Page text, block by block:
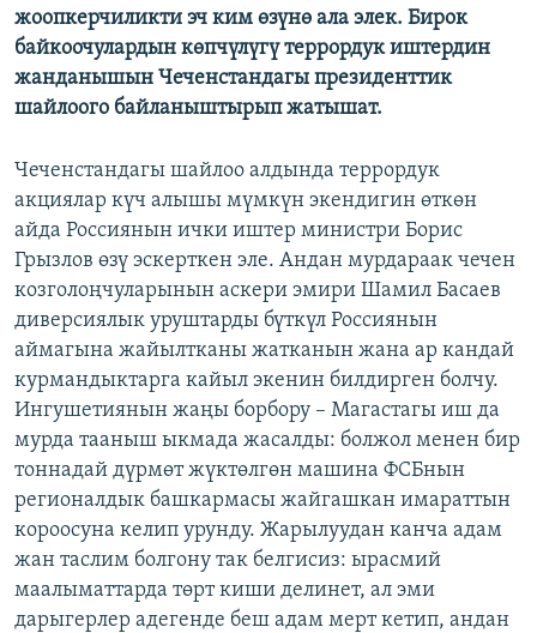
ЫҢГАЙСЫЗ СУРООЛОР
ЭЕ/АРнун бардык сайттары
жоопкерчиликти эч ким өзүнө ала элек. Бирок
байкоочулардын көпчүлүгү террордук иштердин
жанданышын Чеченстандагы президенттик
шайлоого байланыштырып жатышат.
Чеченстандагы шайлоо алдында террордук
акциялар күч алышы мүмкүн экендигин өткөн
айда Россиянын ички иштер министри Борис
Грызлов өзү эскерткен эле. Андан мурдараак чечен
козголоңчуларынын аскери эмири Шамил Басаев
диверсиялык уруштарды бүткүл Россиянын
аймагына жайылтканы жатканын жана ар кандай
курмандыктарга кайыл экенин билдирген болчу.
Ингушетиянын жаңы борбору – Магастагы иш да
мурда тааныш ыкмада жасалды: болжол менен бир
тоннадай дүрмөт жүктөлгөн машина ФСБнын
регионалдык башкармасы жайгашкан имараттын
короосуна келип урунду. Жарылуудан канча адам
жан таслим болгону так белгисиз: ырасмий
маалыматтарда төрт киши делинет, ал эми
дарыгерлер адегенде беш адам мерт кетип, андан